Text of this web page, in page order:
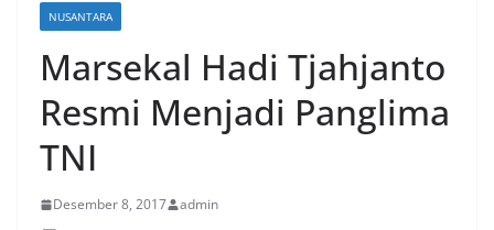
NUSANTARA
Marsekal Hadi Tjahjanto
Resmi Menjadi Panglima
TNI
Desember 8, 2017 admin